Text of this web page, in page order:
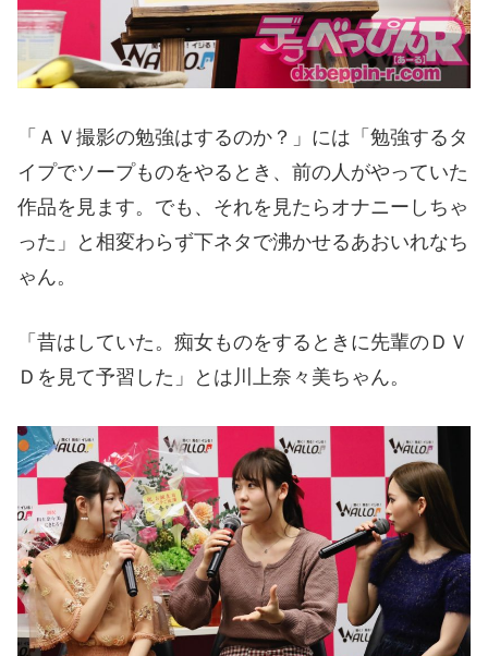
「ＡＶ撮影の勉強はするのか？」には「勉強するタ
イプでソープものをやるとき、前の人がやっていた
作品を見ます。でも、それを見たらオナニーしちゃ
った」と相変わらず下ネタで沸かせるあおいれなち
ゃん。
「昔はしていた。痴女ものをするときに先輩のＤＶ
Ｄを見て予習した」とは川上奈々美ちゃん。